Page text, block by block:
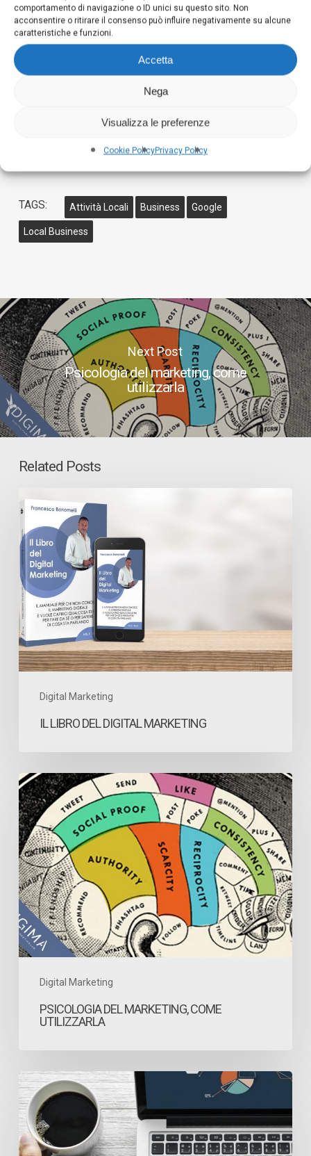
comportamento di navigazione o ID unici su questo sito. Non
acconsentire o ritirare il consenso può influire negativamente su alcune
caratteristiche e funzioni.
Accetta
Nega
Visualizza le preferenze
Cookie PolicyPrivacy Policy
ricco e aiutare la tua inserzione a risplendere in
un mercato altrimenti nuvoloso.
Scarica gratuitamente la guida da
Amazon
Clicca su questo link https://digimaweb.it/gmb
TAGS: Attività Locali Business Google
Local Business
Next Post
Psicologia del marketing, come
utilizzarla
Related Posts
Digital Marketing
Il
Libro
del
Digital
Marketing
IL LIBRO DEL DIGITAL MARKETING
Digital Marketing
Psicologia
del
marketing,
come
utilizzarla
PSICOLOGIA DEL MARKETING, COME
UTILIZZARLA
Come
mettere
una
strategia